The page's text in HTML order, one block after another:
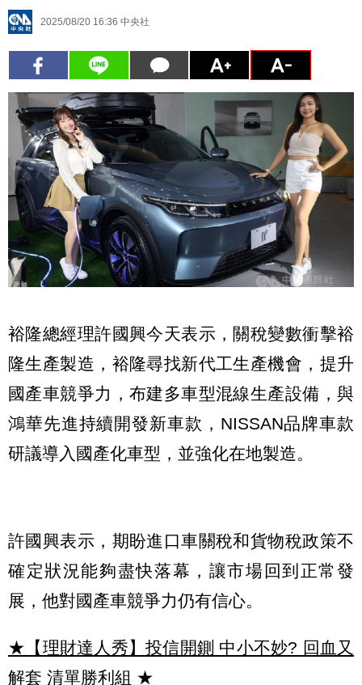
2025/08/20 16:36 中央社
裕隆總經理許國興今天表示，關稅變數衝擊裕
隆生產製造，裕隆尋找新代工生產機會，提升
國產車競爭力，布建多車型混線生產設備，與
鴻華先進持續開發新車款，NISSAN品牌車款
研議導入國產化車型，並強化在地製造。
許國興表示，期盼進口車關稅和貨物稅政策不
確定狀況能夠盡快落幕，讓市場回到正常發
展，他對國產車競爭力仍有信心。
★【理財達人秀】投信開鍘 中小不妙? 回血又
解套 清單勝利組 ★